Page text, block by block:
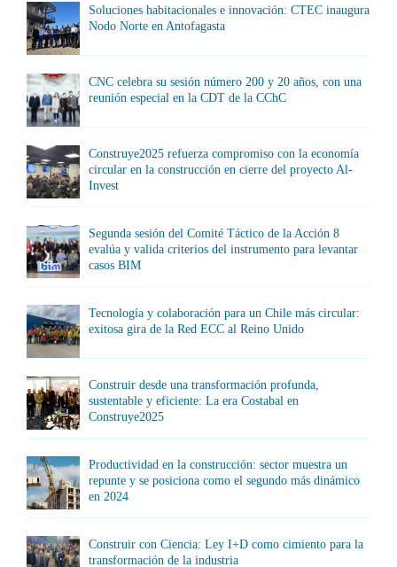
Soluciones habitacionales e innovación: CTEC inaugura
Nodo Norte en Antofagasta
CNC celebra su sesión número 200 y 20 años, con una
reunión especial en la CDT de la CChC
Construye2025 refuerza compromiso con la economía
circular en la construcción en cierre del proyecto Al-
Invest
Segunda sesión del Comité Táctico de la Acción 8
evalúa y valida criterios del instrumento para levantar
casos BIM
Tecnología y colaboración para un Chile más circular:
exitosa gira de la Red ECC al Reino Unido
Construir desde una transformación profunda,
sustentable y eficiente: La era Costabal en
Construye2025
Productividad en la construcción: sector muestra un
repunte y se posiciona como el segundo más dinámico
en 2024
Construir con Ciencia: Ley I+D como cimiento para la
transformación de la industria